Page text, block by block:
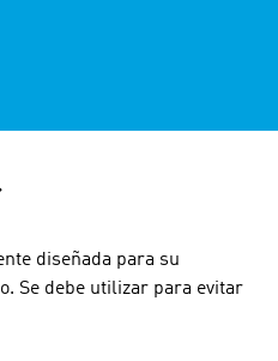
diseñada para su
Se debe utilizar para evitar